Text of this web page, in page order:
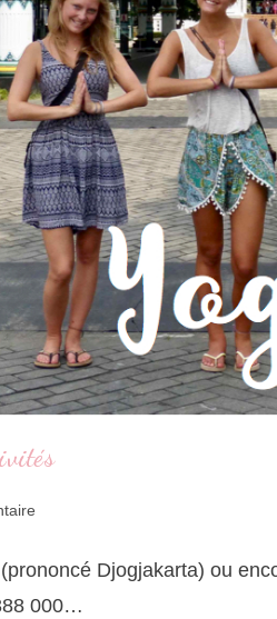
Djogjakarta) ou
000…